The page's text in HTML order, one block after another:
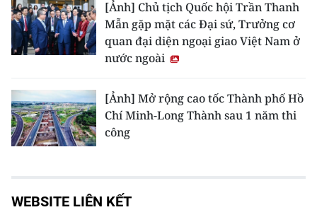
[Ảnh] Chủ tịch Quốc hội Trần Thanh
Mẫn gặp mặt các Đại sứ, Trưởng cơ
quan đại diện ngoại giao Việt Nam ở
nước ngoài
[Ảnh] Mở rộng cao tốc Thành phố Hồ
Chí Minh-Long Thành sau 1 năm thi
công
WEBSITE LIÊN KẾT